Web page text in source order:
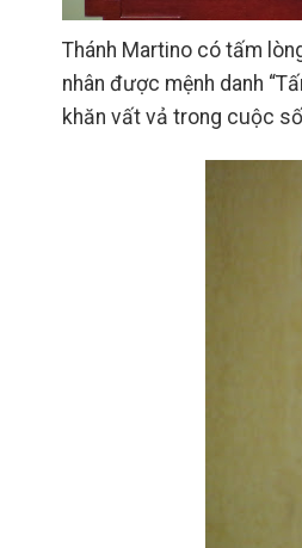
Thánh Martino có tấm
nhân được mệnh danh
khăn vất vả trong cuộc